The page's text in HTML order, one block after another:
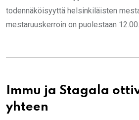
todennäköisyyttä helsinkiläisten
mestaruuskerroin on puolestaan 12.00.
Immu ja Stagala
yhteen